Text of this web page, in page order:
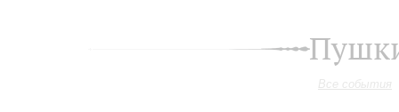
Все события